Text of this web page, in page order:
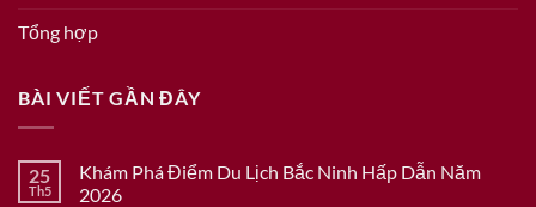
Tổng hợp
BÀI VIẾT GẦN ĐÂY
25
Th5
Khám Phá Điểm Du Lịch Bắc Ninh Hấp Dẫn Năm
2026